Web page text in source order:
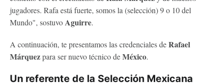
jugadores. Rafa está fuerte, somos la (selección) 9 o 10 del
Mundo", sostuvoAguirre.
A continuación, te presentamos las credenciales deRafael
Márquezpara ser nuevo técnico deMéxico.
Un referente de la Selección Mexicana